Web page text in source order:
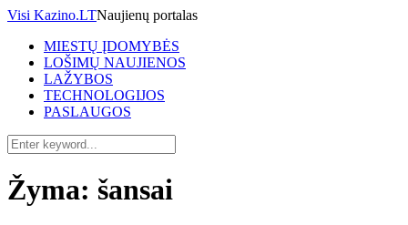
Visi Kazino.LTNaujienų portalas
MIESTŲ ĮDOMYBĖS
LOŠIMŲ NAUJIENOS
LAŽYBOS
TECHNOLOGIJOS
PASLAUGOS
Žyma: šansai